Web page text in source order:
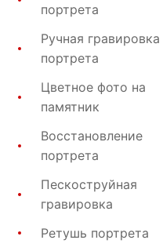
портрета
Ручная гравировка
портрета
Цветное фото на
памятник
Восстановление
портрета
Пескоструйная
гравировка
Ретушь портрета